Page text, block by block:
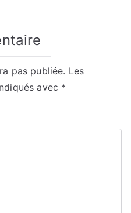
pas publiée. Les
avec *